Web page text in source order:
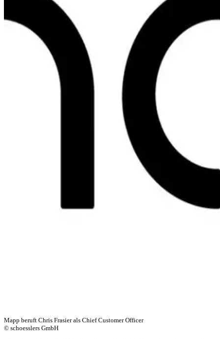
Mapp beruft Chris Frasier als Chief Customer Officer
© schoesslers GmbH